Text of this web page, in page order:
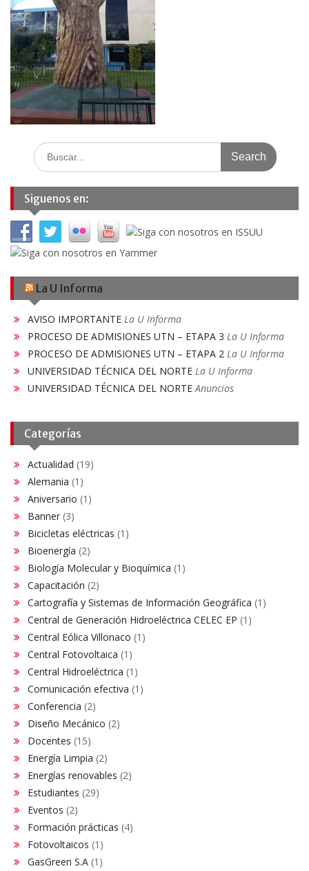
Search
for:
Siguenos en:
La U Informa
AVISO IMPORTANTE La U Informa
PROCESO DE ADMISIONES UTN – ETAPA 3 La U Informa
PROCESO DE ADMISIONES UTN – ETAPA 2 La U Informa
UNIVERSIDAD TÉCNICA DEL NORTE La U Informa
UNIVERSIDAD TÉCNICA DEL NORTE Anuncios
Categorías
Actualidad (19)
Alemania (1)
Aniversario (1)
Banner (3)
Bicicletas eléctricas (1)
Bioenergía (2)
Biología Molecular y Bioquímica (1)
Capacitación (2)
Cartografía y Sistemas de Información Geográfica (1)
Central de Generación Hidroeléctrica CELEC EP (1)
Central Eólica Villonaco (1)
Central Fotovoltaica (1)
Central Hidroeléctrica (1)
Comunicación efectiva (1)
Conferencia (2)
Diseño Mecánico (2)
Docentes (15)
Energía Limpia (2)
Energías renovables (2)
Estudiantes (29)
Eventos (2)
Formación prácticas (4)
Fotovoltaicos (1)
GasGreen S.A (1)